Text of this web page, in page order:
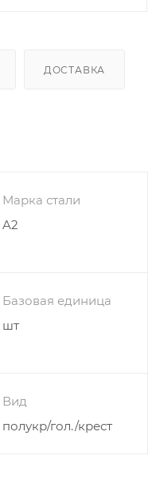
ДОСТАВКА
Марка стали
A2
Базовая единица
шт
Вид
полукр/гол./крест